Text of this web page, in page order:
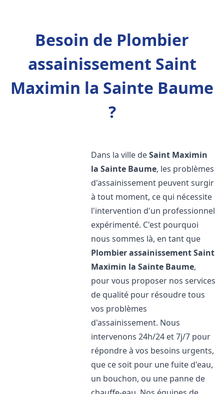
Besoin de Plombier
assainissement Saint
Maximin la Sainte Baume
?
Dans la ville deSaint Maximin
la Sainte Baume, les problèmes
d'assainissement peuvent surgir
à tout moment, ce qui nécessite
l'intervention d'un professionnel
expérimenté. C'est pourquoi
nous sommes là, en tant que
Plombier assainissementSaint
Maximin la Sainte Baume,
pour vous proposer nos services
de qualité pour résoudre tous
vos problèmes
d'assainissement. Nous
intervenons 24h/24 et 7j/7 pour
répondre à vos besoins urgents,
que ce soit pour une fuite d'eau,
un bouchon, ou une panne de